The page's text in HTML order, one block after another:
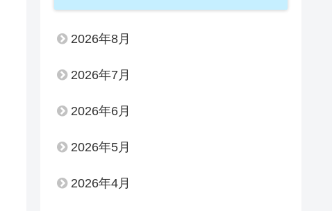
2026年8月
2026年7月
2026年6月
2026年5月
2026年4月